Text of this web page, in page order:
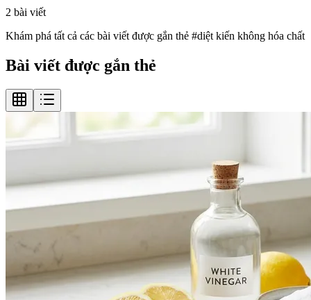
2 bài viết
Khám phá tất cả các bài viết được gắn thẻ #diệt kiến không hóa chất
Bài viết được gắn thẻ